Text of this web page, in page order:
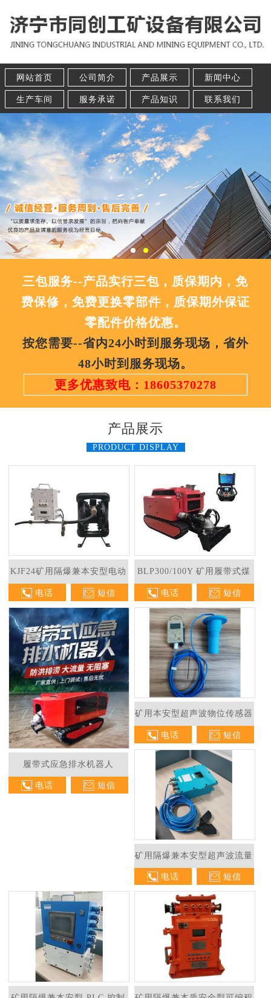
网站首页 公司简介 产品展示 新闻中心
生产车间 服务承诺 产品知识 联系我们
三包服务--产品实行三包，质保期内，免
费保修，免费更换零部件，质保期外保证
零配件价格优惠。
按您需要--省内24小时到服务现场，省外
48小时到服务现场。
更多优惠致电：18605370278
产品展示
PRODUCT DISPLAY
KJF24矿用隔爆兼本安型电动
电话 短信
BLP300/100Y 矿用履带式煤
电话 短信
履带式应急排水机器人
电话 短信
矿用本安型超声波物位传感器
电话 短信
矿用隔爆兼本安型超声波流量
电话 短信